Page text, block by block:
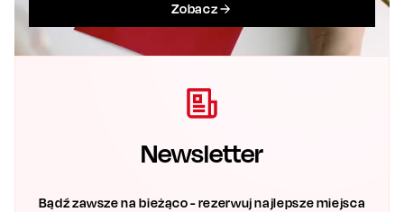
Zobacz
Newsletter
Bądź zawsze na bieżąco - rezerwuj najlepsze miejsca